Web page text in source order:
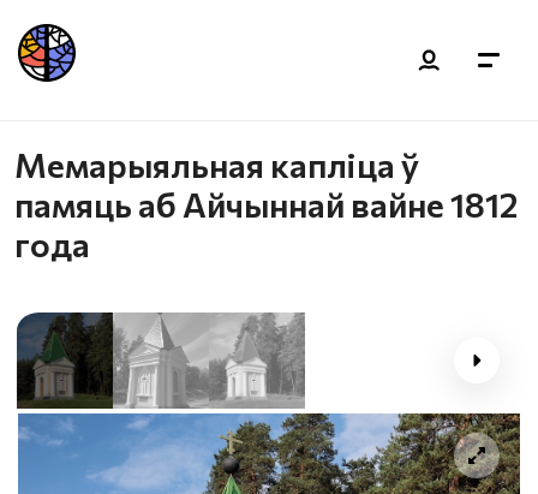
Мемарыяльная капліца ў
памяць аб Айчыннай вайне 1812
года